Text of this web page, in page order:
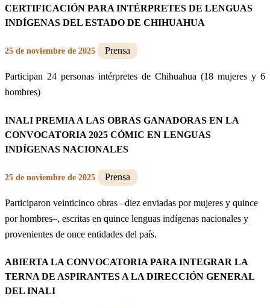
CERTIFICACIÓN PARA INTÉRPRETES DE LENGUAS
INDÍGENAS DEL ESTADO DE CHIHUAHUA
25 de noviembre de 2025 Prensa
Participan 24 personas intérpretes de Chihuahua (18 mujeres y 6
hombres)
INALI PREMIA A LAS OBRAS GANADORAS EN LA
CONVOCATORIA 2025 CÓMIC EN LENGUAS
INDÍGENAS NACIONALES
25 de noviembre de 2025 Prensa
Participaron veinticinco obras –diez enviadas por mujeres y quince
por hombres–, escritas en quince lenguas indígenas nacionales y
provenientes de once entidades del país.
ABIERTA LA CONVOCATORIA PARA INTEGRAR LA
TERNA DE ASPIRANTES A LA DIRECCIÓN GENERAL
DEL INALI